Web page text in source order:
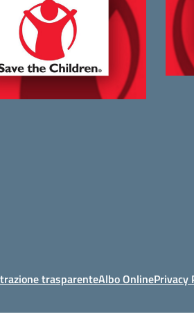
trasparenteAlbo OnlinePrivacy